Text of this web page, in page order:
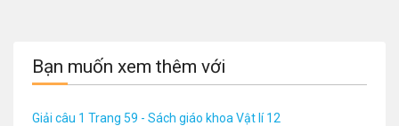
Bạn muốn xem thêm với
Giải câu 1 Trang 59 - Sách giáo khoa Vật lí 12